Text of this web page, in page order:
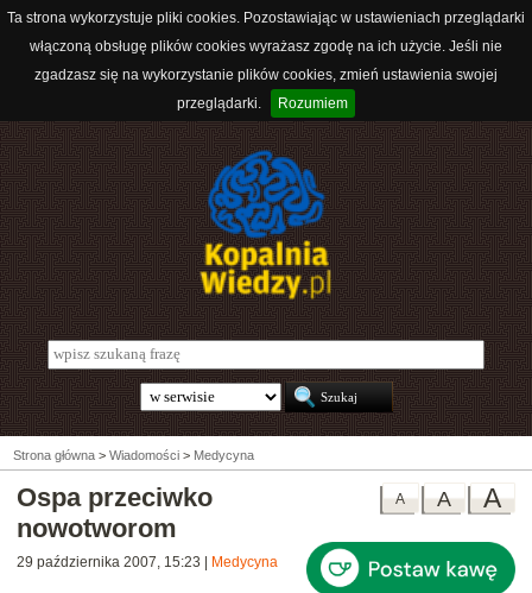
Ta strona wykorzystuje pliki cookies. Pozostawiając w ustawieniach przeglądarki
włączoną obsługę plików cookies wyrażasz zgodę na ich użycie. Jeśli nie
zgadzasz się na wykorzystanie plików cookies, zmień ustawienia swojej
przeglądarki.
Rozumiem
Strona główna > Wiadomości > Medycyna
A
A
A
Ospa przeciwko
nowotworom
29 października 2007, 15:23 Medycyna